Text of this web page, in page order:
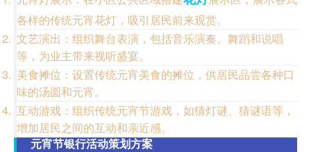
各样的传统元宵花灯，吸引居民前来观赏。
文艺演出：组织舞台表演，包括音乐演奏、舞蹈和说唱
等，为业主带来视听盛宴。
美食摊位：设置传统元宵美食的摊位，供居民品尝各种口
味的汤圆和元宵。
互动游戏：组织传统元宵节游戏，如猜灯谜、猜谜语等，
增加居民之间的互动和亲近感。
元宵节银行活动策划方案